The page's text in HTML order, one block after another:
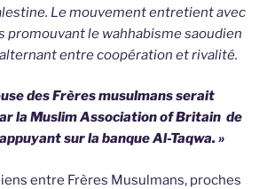
Le mouvement entretient avec
promouvant le wahhabisme saoudien
entre coopération et rivalité.
des Frères musulmans serait
la Muslim Association of Britain de
sur la banque Al-Taqwa. »
entre Frères Musulmans, proches